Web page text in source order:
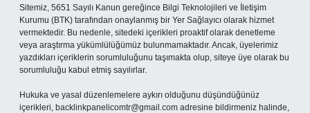
Sitemiz, 5651 Sayılı Kanun gereğince Bilgi Teknolojileri ve İletişim
Kurumu (BTK) tarafından onaylanmış bir Yer Sağlayıcı olarak hizmet
vermektedir. Bu nedenle, sitedeki içerikleri proaktif olarak denetleme
veya araştırma yükümlülüğümüz bulunmamaktadır. Ancak, üyelerimiz
yazdıkları içeriklerin sorumluluğunu taşımakta olup, siteye üye olarak bu
sorumluluğu kabul etmiş sayılırlar.
Hukuka ve yasal düzenlemelere aykırı olduğunu düşündüğünüz
içerikleri, backlinkpanelicomtr@gmail.com adresine bildirmeniz halinde,